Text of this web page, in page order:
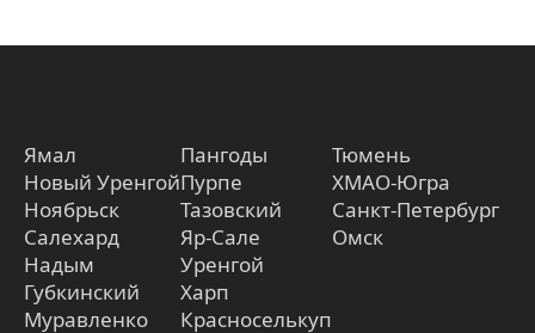
Ямал
Новый Уренгой
Ноябрьск
Салехард
Надым
Губкинский
Муравленко
Пангоды
Пурпе
Тазовский
Яр-Сале
Уренгой
Харп
Красноселькуп
Тюмень
ХМАО-Югра
Санкт-Петербург
Омск